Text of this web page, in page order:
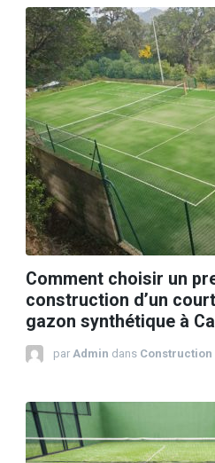
Comment choisir un
construction d’un
gazon synthétique à
par Admin dans Construction